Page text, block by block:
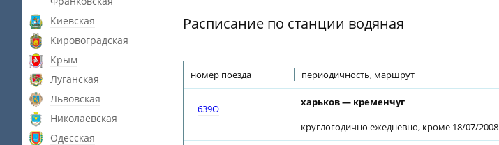
Киевская
Кировоградская
Крым
Луганская
Львовская
Николаевская
Одесская
Расписание по станции водяная
номер поезда периодичность, маршрут
639О
харьков — кременчуг
круглогодично ежедневно, кроме 18/07/2008